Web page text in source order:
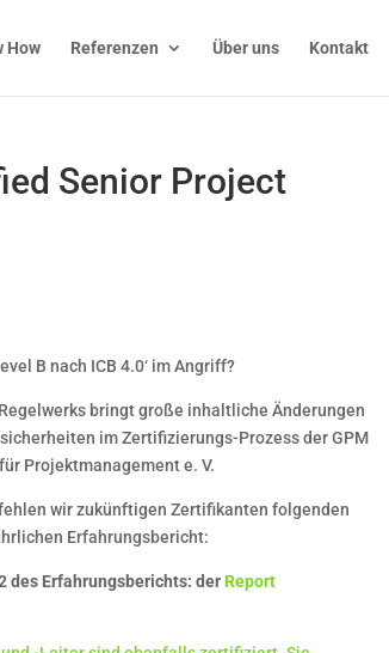
How Referenzen Über uns Kontakt
Senior Project
B nach ICB 4.0‘ im Angriff?
bringt große inhaltliche Änderungen
im Zertifizierungs-Prozess der GPM
Projektmanagement e. V.
wir zukünftigen Zertifikanten folgenden
Erfahrungsbericht:
des Erfahrungsberichts: derReport